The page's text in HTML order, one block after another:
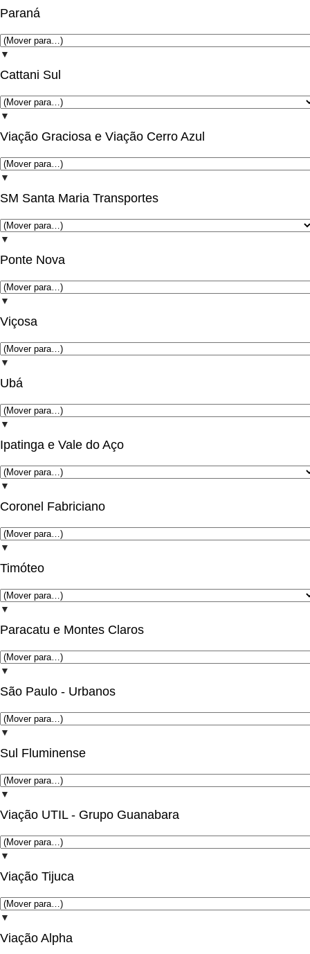
Paraná
▼
Cattani Sul
▼
Viação Graciosa e Viação Cerro Azul
▼
SM Santa Maria Transportes
▼
Ponte Nova
▼
Viçosa
▼
Ubá
▼
Ipatinga e Vale do Aço
▼
Coronel Fabriciano
▼
Timóteo
▼
Paracatu e Montes Claros
▼
São Paulo - Urbanos
▼
Sul Fluminense
▼
Viação UTIL - Grupo Guanabara
▼
Viação Tijuca
▼
Viação Alpha